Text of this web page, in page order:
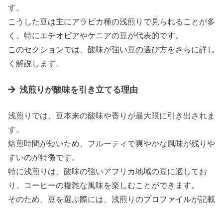
す。
こうした豆は主にアラビカ種の浅煎りで見られることが多
く、特にエチオピアやケニアの豆が代表的です。
このセクションでは、酸味が強い豆の選び方をさらに詳し
く解説します。
浅煎りが酸味を引き立てる理由
浅煎りでは、豆本来の酸味や香りが最大限に引き出されま
す。
焙煎時間が短いため、フルーティで爽やかな風味が残りや
すいのが特徴です。
特に浅煎りは、酸味の強いアフリカ地域の豆に適してお
り、コーヒーの複雑な風味を楽しむことができます。
そのため、豆を選ぶ際には、浅煎りのプロファイルが記載